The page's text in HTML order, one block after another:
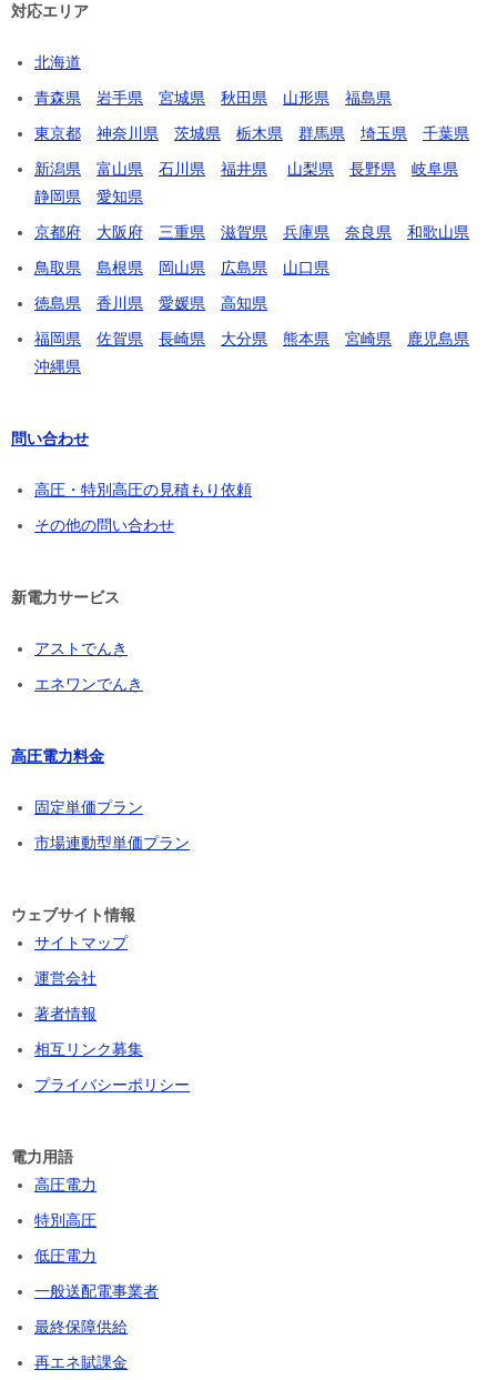
対応エリア
北海道
青森県
岩手県 宮城県 秋田県 山形県
福島県
東京都
神奈川県 茨城県 栃木県 群馬県 埼玉県
千葉県
新潟県
富山県 石川県 福井県 山梨県 長野県
岐阜県
静岡県
愛知県
京都府
大阪府 三重県 滋賀県 兵庫県 奈良県
和歌山県
鳥取県
島根県 岡山県 広島県
山口県
徳島県
香川県 愛媛県
高知県
福岡県
佐賀県 長崎県 大分県 熊本県 宮崎県
鹿児島県
沖縄県
問い合わせ
高圧・特別高圧の見積もり依頼
その他の問い合わせ
新電力サービス
アストでんき
エネワンでんき
高圧電力料金
固定単価プラン
市場連動型単価プラン
ウェブサイト情報
サイトマップ
運営会社
著者情報
相互リンク募集
プライバシーポリシー
電力用語
高圧電力
特別高圧
低圧電力
一般送配電事業者
最終保障供給
再エネ賦課金